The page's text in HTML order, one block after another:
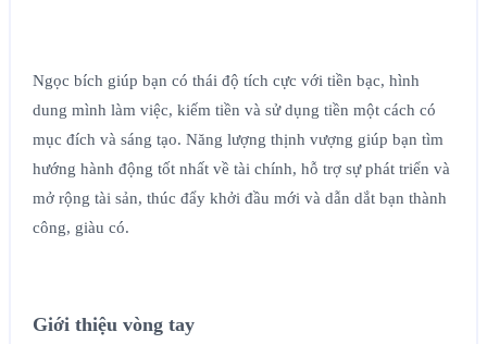
Ngọc bích giúp bạn có thái độ tích cực với tiền bạc, hình
dung mình làm việc, kiếm tiền và sử dụng tiền một cách có
mục đích và sáng tạo. Năng lượng thịnh vượng giúp bạn tìm
hướng hành động tốt nhất về tài chính, hỗ trợ sự phát triển và
mở rộng tài sản, thúc đẩy khởi đầu mới và dẫn dắt bạn thành
công, giàu có.
Giới thiệu vòng tay